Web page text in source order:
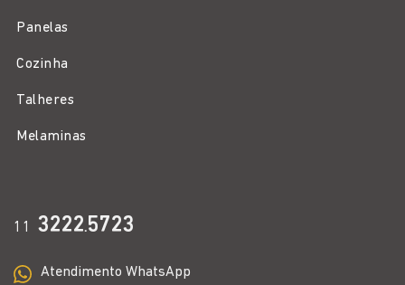
Panelas
Cozinha
Talheres
Melaminas
11 3222.5723
Atendimento WhatsApp